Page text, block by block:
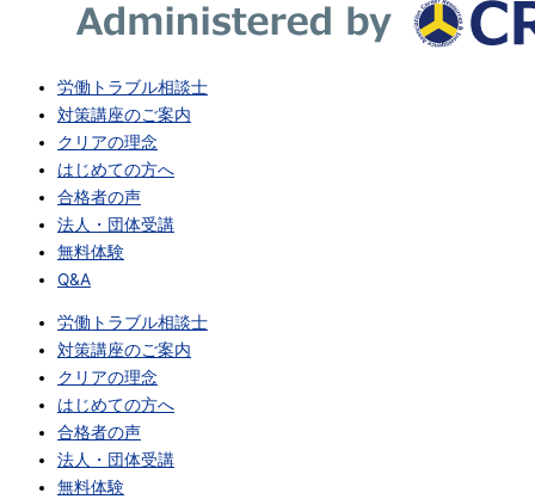
労働トラブル相談士
対策講座のご案内
クリアの理念
はじめての方へ
合格者の声
法人・団体受講
無料体験
Q&A
労働トラブル相談士
対策講座のご案内
クリアの理念
はじめての方へ
合格者の声
法人・団体受講
無料体験
時
離
職
を
生
む
理
由
戦
略
（2025.3.19）